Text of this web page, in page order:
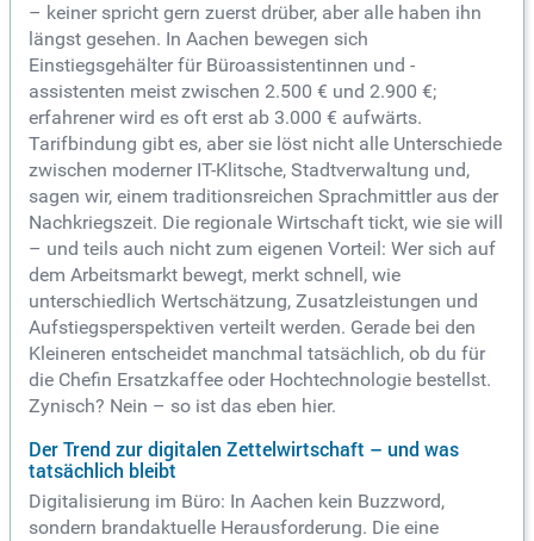
– keiner spricht gern zuerst drüber, aber alle haben ihn
längst gesehen. In Aachen bewegen sich
Einstiegsgehälter für Büroassistentinnen und -
assistenten meist zwischen 2.500 € und 2.900 €;
erfahrener wird es oft erst ab 3.000 € aufwärts.
Tarifbindung gibt es, aber sie löst nicht alle Unterschiede
zwischen moderner IT-Klitsche, Stadtverwaltung und,
sagen wir, einem traditionsreichen Sprachmittler aus der
Nachkriegszeit. Die regionale Wirtschaft tickt, wie sie will
– und teils auch nicht zum eigenen Vorteil: Wer sich auf
dem Arbeitsmarkt bewegt, merkt schnell, wie
unterschiedlich Wertschätzung, Zusatzleistungen und
Aufstiegsperspektiven verteilt werden. Gerade bei den
Kleineren entscheidet manchmal tatsächlich, ob du für
die Chefin Ersatzkaffee oder Hochtechnologie bestellst.
Zynisch? Nein – so ist das eben hier.
Der Trend zur digitalen Zettelwirtschaft – und was
tatsächlich bleibt
Digitalisierung im Büro: In Aachen kein Buzzword,
sondern brandaktuelle Herausforderung. Die eine